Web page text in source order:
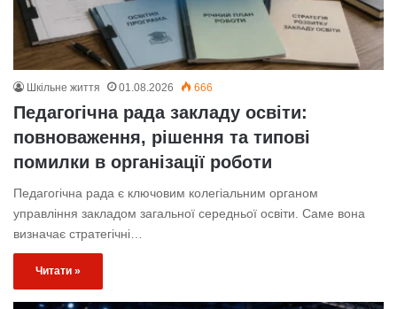
Шкільне життя 01.08.2026 666
Педагогічна рада закладу освіти:
повноваження, рішення та типові
помилки в організації роботи
Педагогічна рада є ключовим колегіальним органом
управління закладом загальної середньої освіти. Саме вона
визначає стратегічні…
Читати »